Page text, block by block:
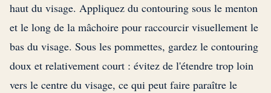
haut du visage. Appliquez du contouring sous le menton
et le long de la mâchoire pour raccourcir visuellement le
bas du visage. Sous les pommettes, gardez le contouring
doux et relativement court : évitez de l'étendre trop loin
vers le centre du visage, ce qui peut faire paraître le